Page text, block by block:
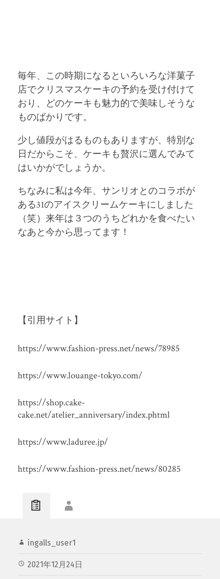
毎年、この時期になるといろいろな洋菓子
店でクリスマスケーキの予約を受け付けて
おり、どのケーキも魅力的で美味しそうな
ものばかりです。
少し値段がはるものもありますが、特別な
日だからこそ、ケーキも贅沢に選んでみて
はいかがでしょうか。
ちなみに私は今年、サンリオとのコラボが
ある31のアイスクリームケーキにしました
（笑）来年は３つのうちどれかを食べたい
なあと今から思ってます！
【引用サイト】
https://www.fashion-press.net/news/78985
https://www.louange-tokyo.com/
https://shop.cake-
cake.net/atelier_anniversary/index.phtml
https://www.laduree.jp/
https://www.fashion-press.net/news/80285
ingalls_user1
2021年12月24日